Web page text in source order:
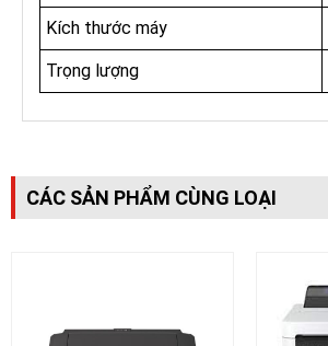
Kích thước máy
Trọng lượng
CÁC SẢN PHẨM CÙNG LOẠI